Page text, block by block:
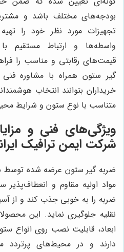
بودجه‌های مختلف باشد و
تجهیزات مورد نظر خود را
واسطه‌ها و ارتباط مستقیم با
قیمت‌های رقابتی و مناسب را
گیر ستون همراه با مشاوره
خریداران بتوانند انتخاب
متناسب با نوع ستون و شرایط
ویژگی‌های فنی و
شرکت ایمن ترافیک
ضربه گیر ستون عرضه شده توسط
مواد اولیه مقاوم و
ضربه را به خوبی جذب کند و از
نقلیه جلوگیری نماید. این
ابعاد، قابلیت نصب روی انواع
دارند و در محیط‌های پرتردد